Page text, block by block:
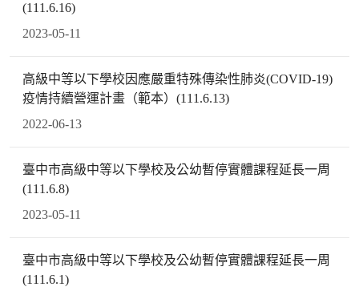
(111.6.16)
2023-05-11
高級中等以下學校因應嚴重特殊傳染性肺炎(COVID-19)
疫情持續營運計畫（範本）(111.6.13)
2022-06-13
臺中市高級中等以下學校及公幼暫停實體課程延長一周
(111.6.8)
2023-05-11
臺中市高級中等以下學校及公幼暫停實體課程延長一周
(111.6.1)